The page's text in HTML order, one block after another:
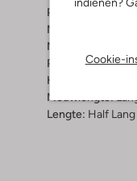
Cookie-
Patroon:
Materiaal:
Pasvorm:
Halslijn:
Mouwlengte:
Lengte: Half Lang